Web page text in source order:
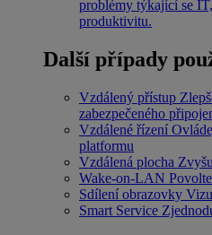
problémy týkající se
produktivitu.
Další případy
Vzdálený přístup
zabezpečeného
Vzdálené řízení
platformu
Vzdálená plocha
Wake-on-LAN
Sdílení obrazovky
Smart Service